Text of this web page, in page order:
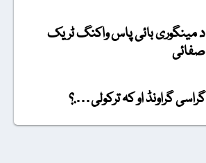
د مینگوری بائی پاس واکنگ ٹریک
صفائی
گراسی گراونڈ او کہ ترکولی….؟